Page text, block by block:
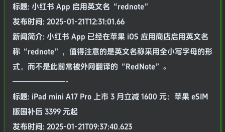
标题: 小红书 App 启用英文名“rednote”
发布时间: 2025-01-21T12:31:01.66
新闻简介: 小红书 App 已经在苹果 iOS 应用商店启用英文名
称“rednote”，值得注意的是英文名称采用全小写字母的形
式，而不是此前常被外网翻译的“RedNote”。
———————-
标题: iPad mini A17 Pro 上市 3 月立减 1600 元：苹果 eSIM
版国补后 3399 元起
发布时间: 2025-01-21T09:37:40.623